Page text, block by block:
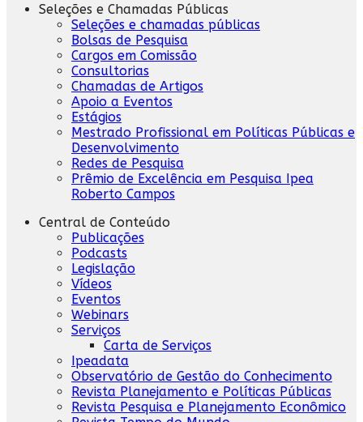
Seleções e Chamadas Públicas
Seleções e chamadas públicas
Bolsas de Pesquisa
Cargos em Comissão
Consultorias
Chamadas de Artigos
Apoio a Eventos
Estágios
Mestrado Profissional em Políticas Públicas e
Desenvolvimento
Redes de Pesquisa
Prêmio de Excelência em Pesquisa Ipea
Roberto Campos
Central de Conteúdo
Publicações
Podcasts
Legislação
Vídeos
Eventos
Webinars
Serviços
Carta de Serviços
Ipeadata
Observatório de Gestão do Conhecimento
Revista Planejamento e Políticas Públicas
Revista Pesquisa e Planejamento Econômico